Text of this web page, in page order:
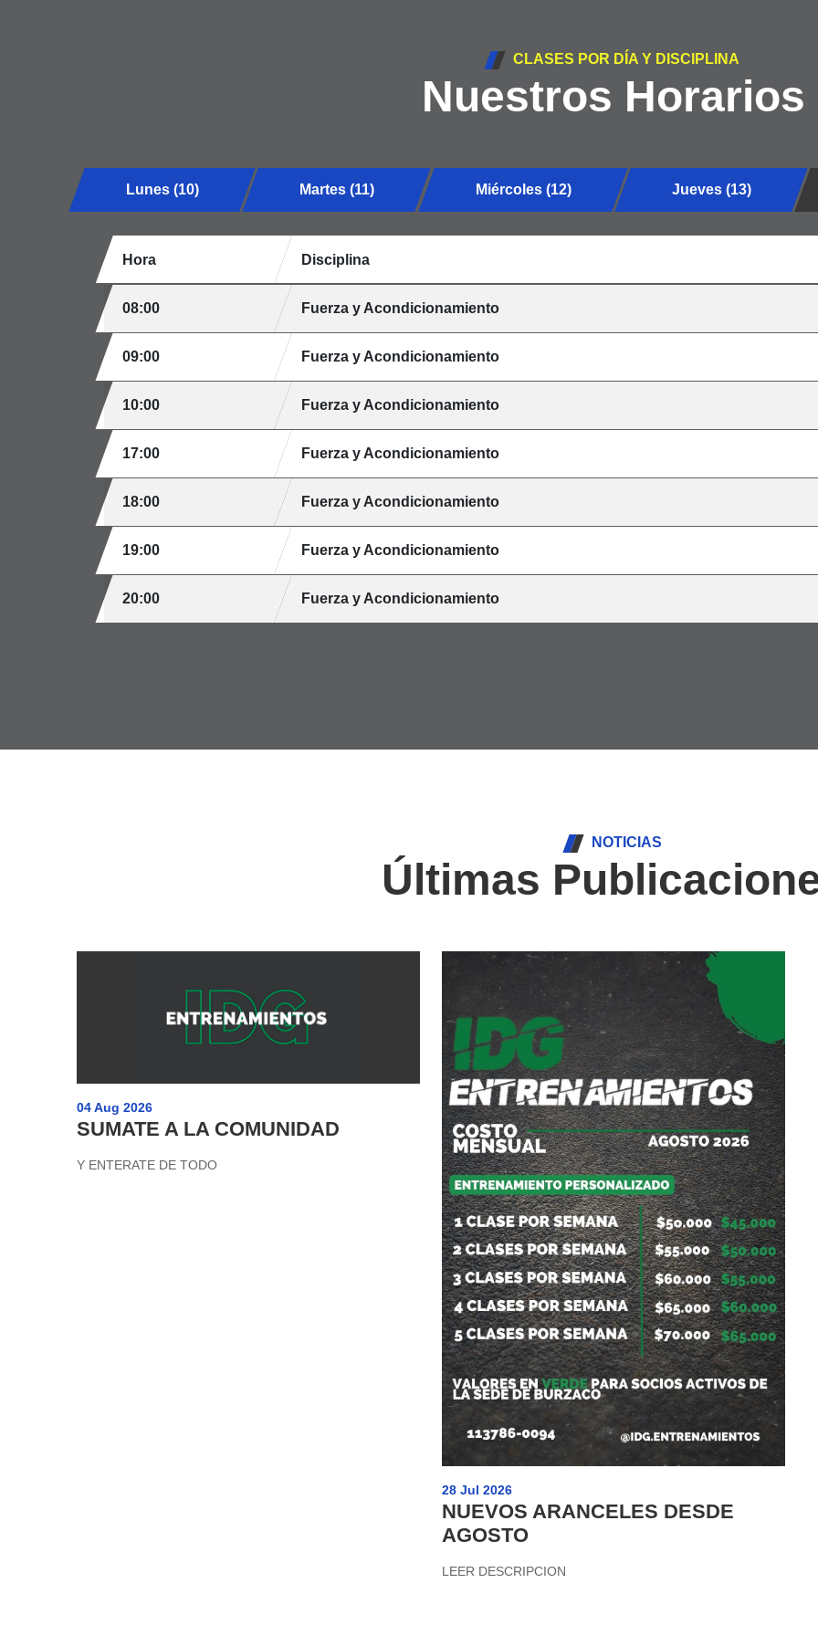
CLASES POR DÍA Y DISCIPLINA
Nuestros Horarios
Lunes (10) Martes (11) Miércoles (12) Jueves (13)
Hora Disciplina
08:00 Fuerza y Acondicionamiento
09:00 Fuerza y Acondicionamiento
10:00 Fuerza y Acondicionamiento
17:00 Fuerza y Acondicionamiento
18:00 Fuerza y Acondicionamiento
19:00 Fuerza y Acondicionamiento
20:00 Fuerza y Acondicionamiento
NOTICIAS
Últimas
04 Aug 2026
SUMATE A LA COMUNIDAD
Y ENTERATE DE TODO
28 Jul 2026
NUEVOS ARANCELES DESDE
AGOSTO
LEER DESCRIPCION